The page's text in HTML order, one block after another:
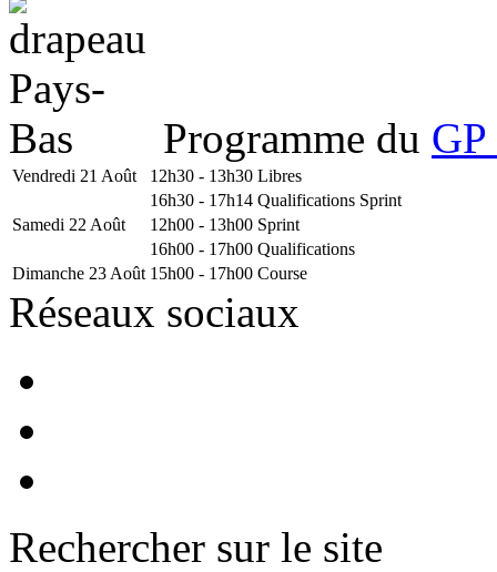
Programme du
Vendredi 21 Août 12h30 - 13h30 Libres
16h30 - 17h14 Qualifications Sprint
Samedi 22 Août
12h00 - 13h00 Sprint
16h00 - 17h00 Qualifications
Dimanche 23 Août 15h00 - 17h00 Course
Réseaux sociaux
Rechercher sur le site